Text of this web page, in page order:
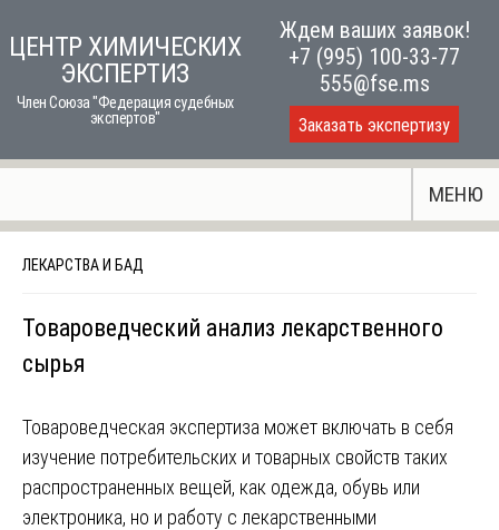
toЦЕНТР ХИМИЧЕСКИХ
ЭКСПЕРТИЗ
Член Союза "Федерация судебных
экспертов"
Ждем ваших заявок!
+7 (995) 100-33-77
555@fse.ms
Заказать экспертизу
МЕНЮ
ЛЕКАРСТВА И БАД
Товароведческий анализ лекарственного
сырья
Товароведческая экспертиза может включать в себя
изучение потребительских и товарных свойств таких
распространенных вещей, как одежда, обувь или
электроника, но и работу с лекарственными